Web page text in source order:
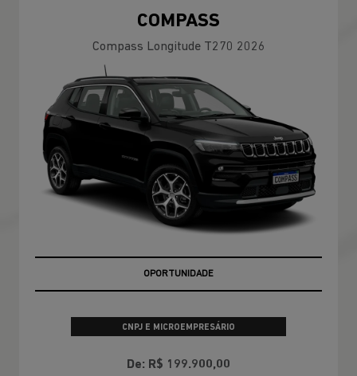
COMPASS
Compass Longitude T270 2026
OPORTUNIDADE
CNPJ E MICROEMPRESÁRIO
De: R$ 199.900,00